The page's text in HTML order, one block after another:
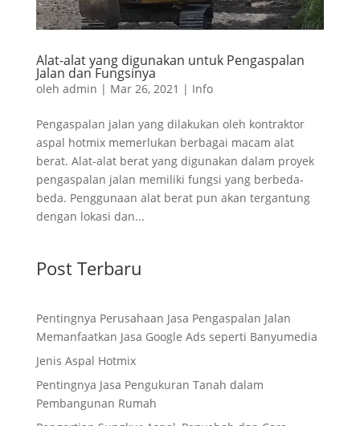
Alat-alat yang digunakan untuk Pengaspalan
Jalan dan Fungsinya
oleh admin | Mar 26, 2021 | Info
Pengaspalan jalan yang dilakukan oleh kontraktor
aspal hotmix memerlukan berbagai macam alat
berat. Alat-alat berat yang digunakan dalam proyek
pengaspalan jalan memiliki fungsi yang berbeda-
beda. Penggunaan alat berat pun akan tergantung
dengan lokasi dan...
Post Terbaru
Pentingnya Perusahaan Jasa Pengaspalan Jalan
Memanfaatkan Jasa Google Ads seperti Banyumedia
Jenis Aspal Hotmix
Pentingnya Jasa Pengukuran Tanah dalam
Pembangunan Rumah